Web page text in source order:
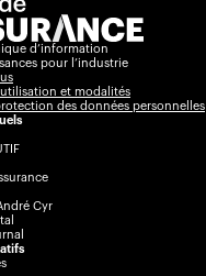
d’information
pour l’industrie
et modalités
des données personnelles
Cyr